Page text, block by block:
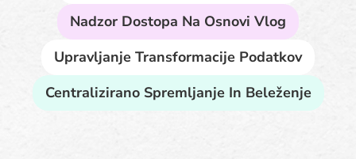
Nadzor Dostopa Na Osnovi Vlog
Upravljanje Transformacije Podatkov
Centralizirano Spremljanje In Beleženje